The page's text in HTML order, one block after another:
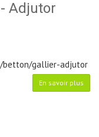
Adjutor
betton/gallier-adjutor
En savoir plus